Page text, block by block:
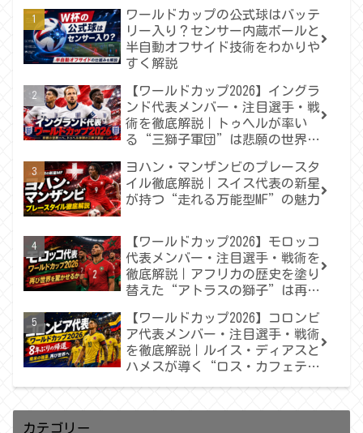
ワールドカップの公式球はバッテ
リー入り？センサー内蔵ボールと
半自動オフサイド技術をわかりや
すく解説
【ワールドカップ2026】イングラ
ンド代表メンバー・注目選手・戦
術を徹底解説｜トゥヘルが率い
る“三獅子軍団”は悲願の世界一
ヨハン・マンザンビのプレースタ
イル徹底解説｜スイス代表の新星
が持つ“走れる万能型MF”の魅力
【ワールドカップ2026】モロッコ
代表メンバー・注目選手・戦術を
徹底解説｜アフリカの歴史を塗り
替えた“アトラスの獅子”は再び
【ワールドカップ2026】コロンビ
ア代表メンバー・注目選手・戦術
を徹底解説｜ルイス・ディアスと
ハメスが導く“ロス・カフェテロ
カテゴリー